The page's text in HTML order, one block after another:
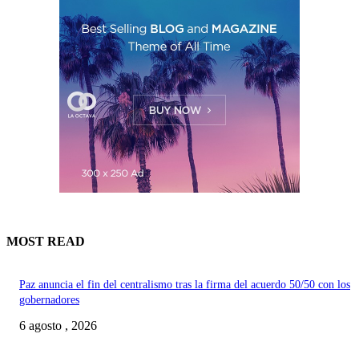
MOST READ
Paz anuncia el fin del centralismo tras la firma del acuerdo 50/50 con los
gobernadores
6 agosto , 2026